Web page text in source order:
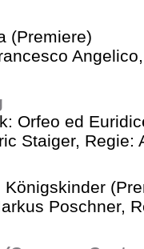
(Premiere)
Orfeo ed
Staiger, Regie:
Poschner,